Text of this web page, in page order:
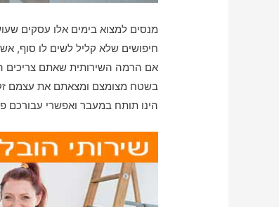
מנסים למצוא בימים אלו עסקים
חיפושים שלא קליל לשים לו סוף,
אם הרמה השירותית שאתם צריכים
בשטח מצומצם ומצאתם את עצמם
הינו תותח במעבר ואפשרי עבורכם